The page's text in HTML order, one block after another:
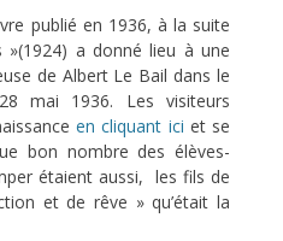
publié en 1936, à la suite
a donné lieu à une
de Albert Le Bail dans le
mai 1936. Les visiteurs
en cliquant ici et se
bon nombre des élèves-
étaient aussi, les fils de
et de rêve » qu’était la